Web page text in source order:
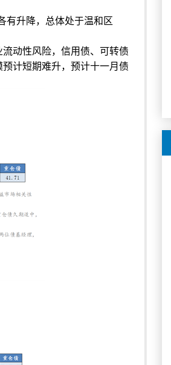
有升降，总体处于温和区
动性风险，信用债、可转债
计短期难升，预计十一月债